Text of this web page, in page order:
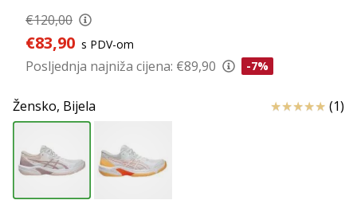
odaberite
obuću,
odjeću
najboljih
marki
tržištu.
€120,00
€83,90 s PDV-om
Posljednja najniža cijena: €89,90 -7%
Žensko, Bijela Ocjena (1)